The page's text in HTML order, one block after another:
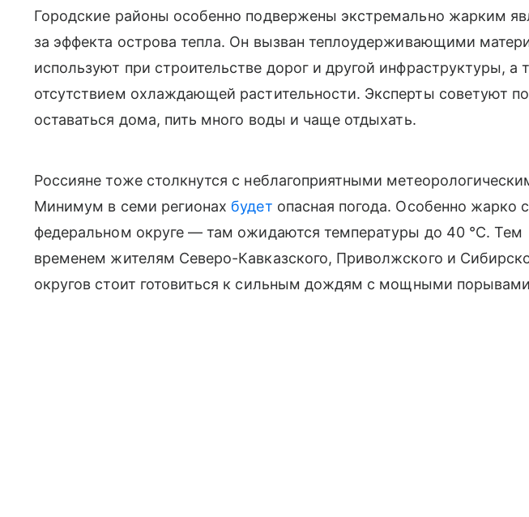
Городские районы особенно подвержены экстремально жарким
за эффекта острова тепла. Он вызван теплоудерживающими
используют при строительстве дорог и другой инфраструктуры, а
отсутствием охлаждающей растительности. Эксперты советуют
оставаться дома, пить много воды и чаще отдыхать.
Россияне тоже столкнутся с неблагоприятными
Минимум в семи регионах будет опасная погода. Особенно жарко
федеральном округе — там ожидаются температуры до 40 °C. Тем
временем жителям Северо-Кавказского, Приволжского и
округов стоит готовиться к сильным дождям с мощными